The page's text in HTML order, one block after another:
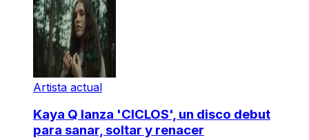
Artista actual
Kaya Q lanza 'CICLOS', un disco debut
para sanar, soltar y renacer